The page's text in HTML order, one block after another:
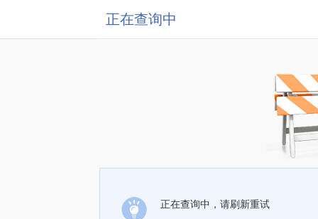
正在查询中
正在查询中，请刷新重试